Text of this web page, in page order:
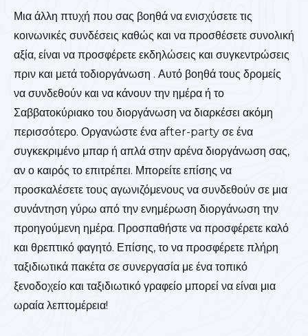
Μια άλλη πτυχή που σας βοηθά να ενισχύσετε τις
κοινωνικές συνδέσεις καθώς και να προσθέσετε συνολική
αξία, είναι να προσφέρετε εκδηλώσεις και συγκεντρώσεις
πριν και μετά τοδιοργάνωση . Αυτό βοηθά τους δρομείς
να συνδεθούν και να κάνουν την ημέρα ή το
Σαββατοκύριακο του διοργάνωση να διαρκέσει ακόμη
περισσότερο. Οργανώστε ένα after-party σε ένα
συγκεκριμένο μπαρ ή απλά στην αρένα διοργάνωση σας,
αν ο καιρός το επιτρέπει. Μπορείτε επίσης να
προσκαλέσετε τους αγωνιζόμενους να συνδεθούν σε μια
συνάντηση γύρω από την ενημέρωση διοργάνωση την
προηγούμενη ημέρα. Προσπαθήστε να προσφέρετε καλό
και θρεπτικό φαγητό. Επίσης, το να προσφέρετε πλήρη
ταξιδιωτικά πακέτα σε συνεργασία με ένα τοπικό
ξενοδοχείο και ταξιδιωτικό γραφείο μπορεί να είναι μια
ωραία λεπτομέρεια!